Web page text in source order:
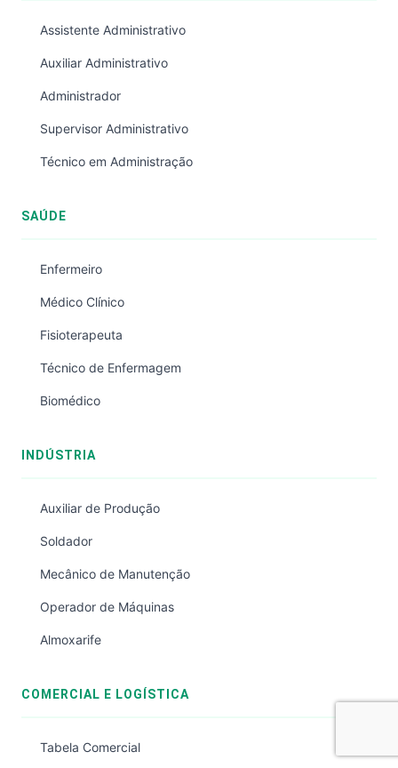
Assistente Administrativo
Auxiliar Administrativo
Administrador
Supervisor Administrativo
Técnico em Administração
SAÚDE
Enfermeiro
Médico Clínico
Fisioterapeuta
Técnico de Enfermagem
Biomédico
INDÚSTRIA
Auxiliar de Produção
Soldador
Mecânico de Manutenção
Operador de Máquinas
Almoxarife
COMERCIAL E LOGÍSTICA
Tabela Comercial